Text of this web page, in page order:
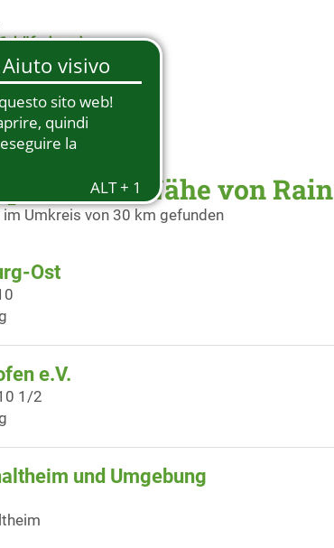
in der Nähe von Rain
Umkreis von 30 km gefunden
Ost
e.V.
1/2
und Umgebung